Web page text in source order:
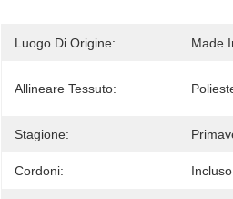
Luogo Di Origine: Made
Allineare Tessuto:
Stagione:
Cordoni: Incluso